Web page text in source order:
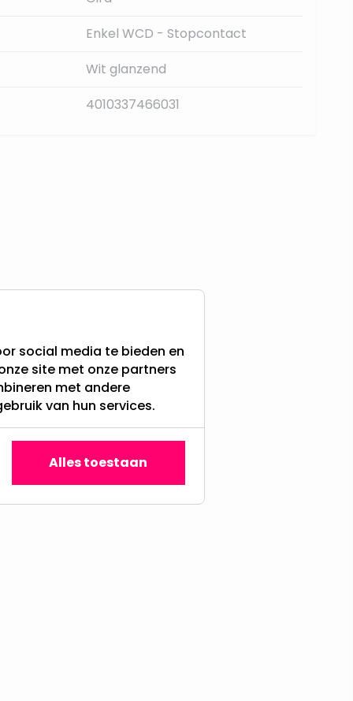
Enkel WCD - Stopcontact
Wit glanzend
4010337466031
social media te bieden en
site met onze partners
met andere
van hun services.
Alles toestaan